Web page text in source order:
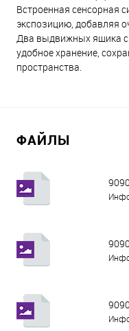
Встроенная сенсорная
экспозицию, добавляя
Два выдвижных ящика с
удобное хранение,
пространства.
ФАЙЛЫ